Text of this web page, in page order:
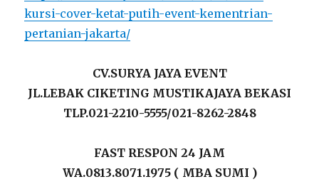
kursi-cover-ketat-putih-event-kementrian-
pertanian-jakarta/
CV.SURYA JAYA EVENT
JL.LEBAK CIKETING MUSTIKAJAYA BEKASI
TLP.021-2210-5555/021-8262-2848
FAST RESPON 24 JAM
WA.0813.8071.1975 ( MBA SUMI )